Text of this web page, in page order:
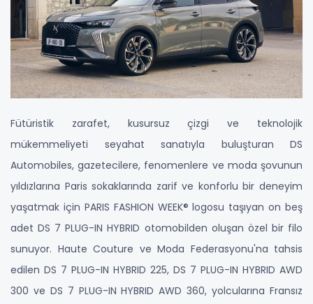
Fütüristik zarafet, kusursuz çizgi ve teknolojik
mükemmeliyeti seyahat sanatıyla buluşturan DS
Automobiles, gazetecilere, fenomenlere ve moda şovunun
yıldızlarına Paris sokaklarında zarif ve konforlu bir deneyim
yaşatmak için PARIS FASHION WEEK® logosu taşıyan on beş
adet DS 7 PLUG-IN HYBRID otomobilden oluşan özel bir filo
sunuyor. Haute Couture ve Moda Federasyonu'na tahsis
edilen DS 7 PLUG-IN HYBRID 225, DS 7 PLUG-IN HYBRID AWD
300 ve DS 7 PLUG-IN HYBRID AWD 360, yolcularına Fransız